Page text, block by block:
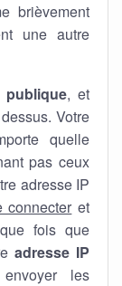
brièvement
une autre
publique, et
Votre
quelle
pas ceux
adresse IP
connecter et
fois que
adresse IP
les